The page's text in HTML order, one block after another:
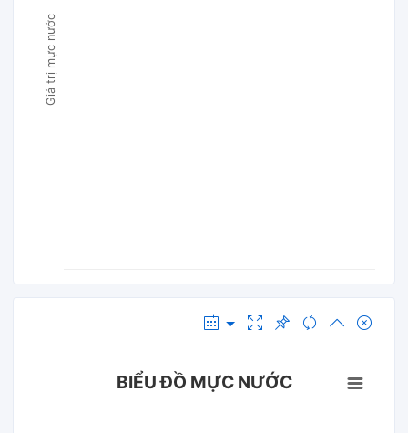
Giá trị mực nước
BIỂU ĐỒ MỰC NƯỚC